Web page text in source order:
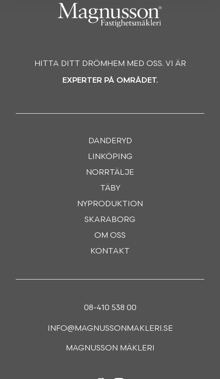
HITTA DITT DRÖMHEM MED OSS. VI ÄR
EXPERTER PÅ OMRÅDET.
DANDERYD
LINKÖPING
NORRTÄLJE
TÄBY
NYPRODUKTION
SKARABORG
OM OSS
KONTAKT
08-410 538 00
INFO@MAGNUSSONMAKLERI.SE
MAGNUSSON MÄKLERI